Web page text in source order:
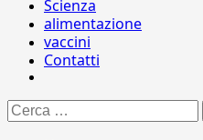
Scienza
alimentazione
vaccini
Contatti
Ricerca
per: